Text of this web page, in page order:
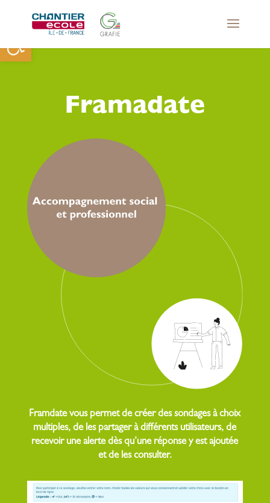
Ouvrir la barre d’outils
Framadate
Framdate vous permet de créer des sondages à choix
multiples, de les partager à différents utilisateurs, de
recevoir une alerte dès qu’une réponse y est ajoutée
et de les consulter.